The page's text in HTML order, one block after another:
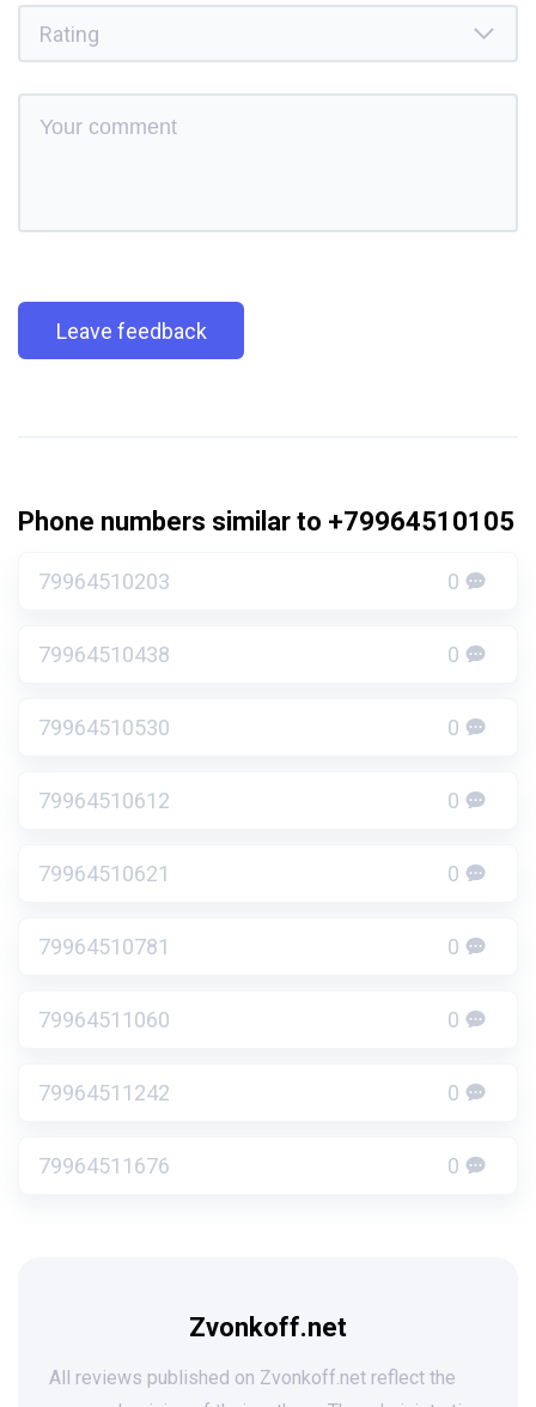
Leave feedback
Phone numbers similar to +79964510105
79964510203 0
79964510438 0
79964510530 0
79964510612 0
79964510621 0
79964510781 0
79964511060 0
79964511242 0
79964511676 0
Zvonkoff.net
All reviews published on Zvonkoff.net reflect the